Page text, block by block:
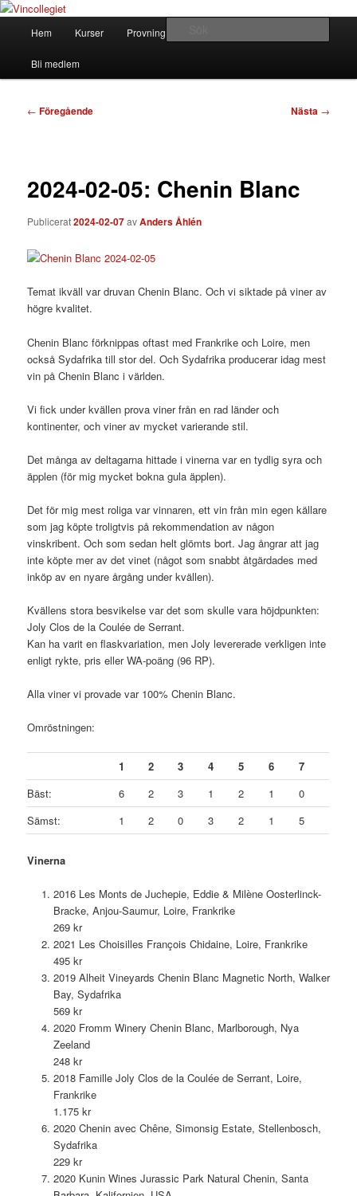
Hoppa
innehållVincollegiet
Hem Kurser Provningar
Bli medlem
Inläggsnavigering
← Föregående Nästa →
2024-02-05: Chenin Blanc
Publicerat2024-02-07avAnders Åhlén
Temat ikväll var druvan Chenin Blanc. Och vi siktade på viner av
högre kvalitet.
Chenin Blanc förknippas oftast med Frankrike och Loire, men
också Sydafrika till stor del. Och Sydafrika producerar idag mest
vin på Chenin Blanc i världen.
Vi fick under kvällen prova viner från en rad länder och
kontinenter, och viner av mycket varierande stil.
Det många av deltagarna hittade i vinerna var en tydlig syra och
äpplen (för mig mycket bokna gula äpplen).
Det för mig mest roliga var vinnaren, ett vin från min egen källare
som jag köpte troligtvis på rekommendation av någon
vinskribent. Och som sedan helt glömts bort. Jag ångrar att jag
inte köpte mer av det vinet (något som snabbt åtgärdades med
inköp av en nyare årgång under kvällen).
Kvällens stora besvikelse var det som skulle vara höjdpunkten:
Joly Clos de la Coulée de Serrant.
Kan ha varit en flaskvariation, men Joly levererade verkligen inte
enligt rykte, pris eller WA-poäng (96 RP).
Alla viner vi provade var 100% Chenin Blanc.
Omröstningen:
1 2 3 4 5 6
7
Bäst:
6 2 3 1 2 1
0
Sämst:
1 2 0 3 2 1 5
Vinerna
2016 Les Monts de Juchepie, Eddie & Milène Oosterlinck-
Bracke, Anjou-Saumur, Loire, Frankrike
269 kr
2021 Les Choisilles François Chidaine, Loire, Frankrike
495 kr
2019 Alheit Vineyards Chenin Blanc Magnetic North, Walker
Bay, Sydafrika
569 kr
2020 Fromm Winery Chenin Blanc, Marlborough, Nya
Zeeland
248 kr
2018 Famille Joly Clos de la Coulée de Serrant, Loire,
Frankrike
1.175 kr
2020 Chenin avec Chêne, Simonsig Estate, Stellenbosch,
Sydafrika
229 kr
2020 Kunin Wines Jurassic Park Natural Chenin, Santa